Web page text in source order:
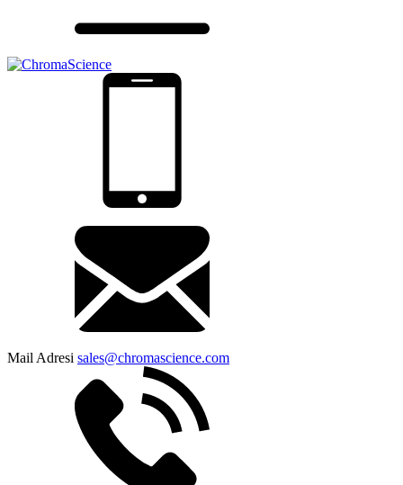
Mail Adresi sales@chromascience.com